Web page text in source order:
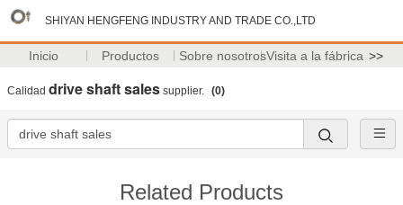
SHIYAN HENGFENG INDUSTRY AND TRADE CO.,LTD
Inicio Productos Sobre nosotrosVisita a la fábrica >>
Calidad drive shaft sales supplier. (0)
Related Products